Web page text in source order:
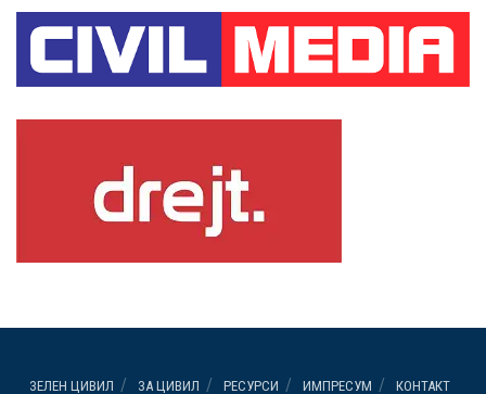
ЗЕЛЕН ЦИВИЛ ЗА ЦИВИЛ РЕСУРСИ ИМПРЕСУМ КОНТАКТ